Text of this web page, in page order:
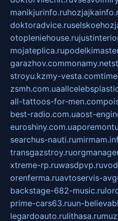
manikjurinfo.ru
doktoradvice.ru
otopleniehouse.ru
mojateplica.ru
garazhov.commonamy.net
stroyu.kzmy-vesta.com
zsmh.com.ua
all-tattoos-for-men.com
best-radio.com.uaost-
euroshiny.com.ua
searchus-nauti.ru
transgazstroy.ru
xtreme-rp.ruwasdpvp.ru
orenferma.ruavtoservis-
backstage-682-music.ru
prime-cars63.ruun-
legardoauto.rulithasa.ru